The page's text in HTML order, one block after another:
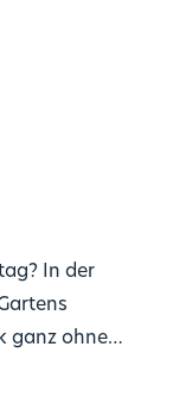
In der
ganz ohne